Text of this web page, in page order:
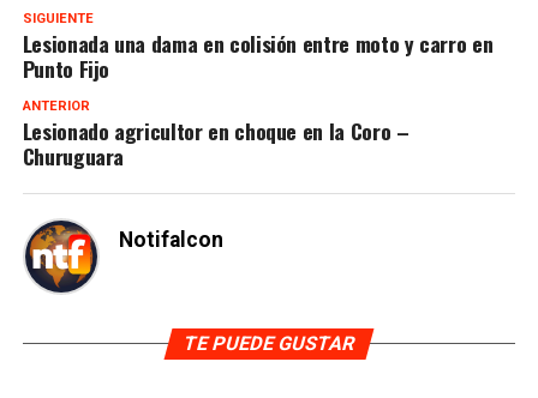
SIGUIENTE
Lesionada una dama en colisión entre moto y carro en
Punto Fijo
ANTERIOR
Lesionado agricultor en choque en la Coro –
Churuguara
Notifalcon
TE PUEDE GUSTAR